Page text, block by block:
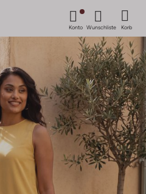
Konto Wunschliste Korb